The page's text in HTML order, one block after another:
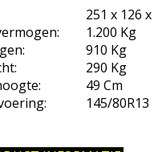
251 x 126
1.200 Kg
910 Kg
290 Kg
49 Cm
145/80R13